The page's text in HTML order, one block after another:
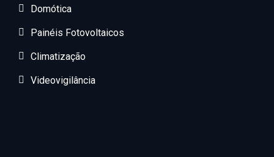
Domótica
Painéis Fotovoltaicos
Climatização
Videovigilância